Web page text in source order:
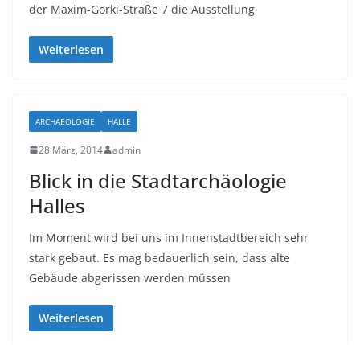
der Maxim-Gorki-Straße 7 die Ausstellung
Weiterlesen
ARCHAEOLOGIE HALLE
28 März, 2014 admin
Blick in die Stadtarchäologie
Halles
Im Moment wird bei uns im Innenstadtbereich sehr
stark gebaut. Es mag bedauerlich sein, dass alte
Gebäude abgerissen werden müssen
Weiterlesen